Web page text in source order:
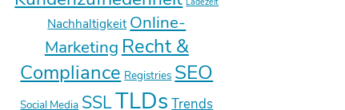
Nachhaltigkeit Online-
Marketing Recht &
Compliance Registries SEO
Social Media SSLTLDs Trends